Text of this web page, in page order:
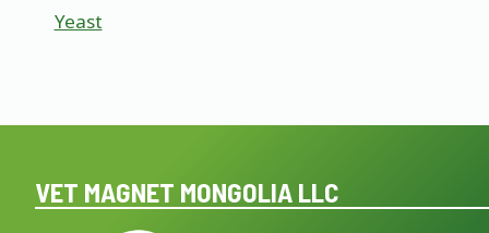
Yeast
VET MAGNET MONGOLIA LLC